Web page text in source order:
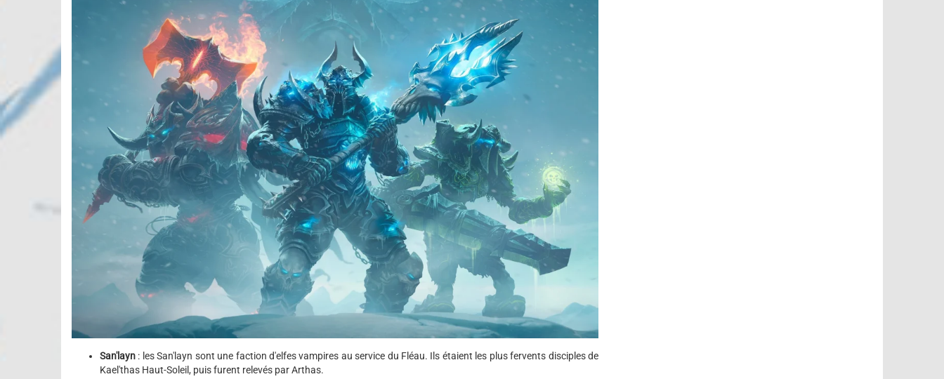
San'layn : les San'layn sont une faction d'elfes vampires au service du Fléau. Ils étaient les plus fervents disciples de
Kael'thas Haut-Soleil, puis furent relevés par Arthas.